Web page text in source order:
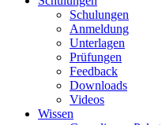
Schulungen
Anmeldung
Unterlagen
Prüfungen
Feedback
Downloads
Videos
Wissen